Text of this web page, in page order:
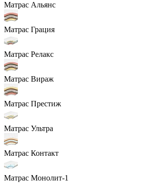
Матрас Альянс
Матрас Грация
Матрас Релакс
Матрас Вираж
Матрас Престиж
Матрас Ультра
Матрас Контакт
Матрас Монолит-1